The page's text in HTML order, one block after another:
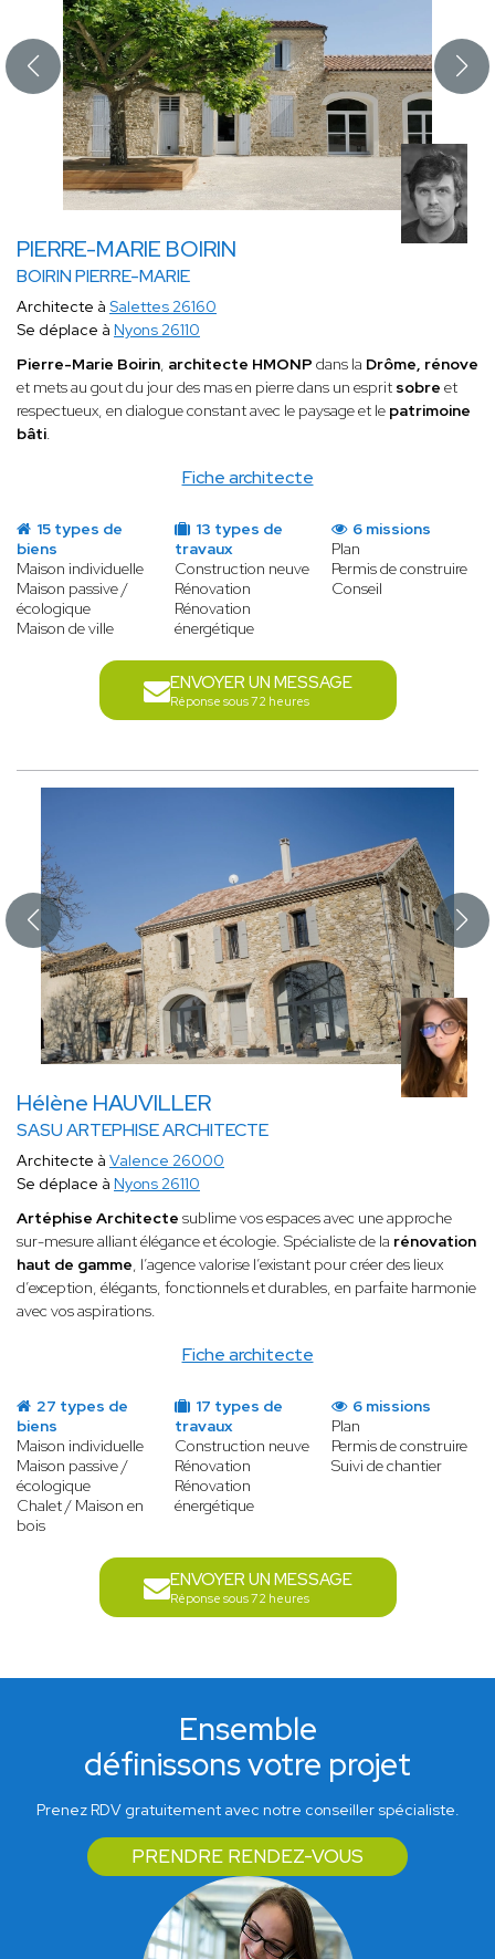
PIERRE-MARIE BOIRIN
BOIRIN PIERRE-MARIE
Fiche architecte
Architecte à Salettes 26160
Se déplace à Nyons 26110
Pierre-Marie Boirin, architecte HMONP dans la Drôme, rénove
et mets au gout du jour des mas en pierre dans un esprit sobre et
respectueux, en dialogue constant avec le paysage et le patrimoine
bâti.
15 types de
biens
Maison individuelle
Maison passive /
écologique
Maison de ville
13 types de
travaux
Construction neuve
Rénovation
Rénovation
énergétique
6 missions
Plan
Permis de construire
Conseil
ENVOYER UN MESSAGE
Réponse sous 72 heures
Hélène HAUVILLER
SASU ARTEPHISE ARCHITECTE
Fiche architecte
Architecte à Valence 26000
Se déplace à Nyons 26110
Artéphise Architecte sublime vos espaces avec une approche
sur-mesure alliant élégance et écologie. Spécialiste de la rénovation
haut de gamme, l’agence valorise l’existant pour créer des lieux
d’exception, élégants, fonctionnels et durables, en parfaite harmonie
avec vos aspirations.
27 types de
biens
Maison individuelle
Maison passive /
écologique
Chalet / Maison en
bois
17 types de
travaux
Construction neuve
Rénovation
Rénovation
énergétique
6 missions
Plan
Permis de construire
Suivi de chantier
ENVOYER UN MESSAGE
Réponse sous 72 heures
Ensemble
définissons votre projet
Prenez RDV gratuitement avec notre conseiller spécialiste.
PRENDRE RENDEZ-VOUS